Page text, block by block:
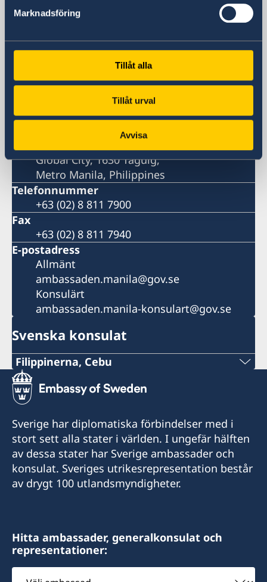
Marknadsföring
Tillåt alla
Tillåt urval
Avvisa
Sveriges ambassad
Besöksadress
11th Floor, DelRosarioLaw Centre
21st Drive corner 20th Drive, Bonifacio
Global City, 1630 Taguig,
Metro Manila, Philippines
Postadress
11th Floor, DelRosarioLaw Centre
Global City, 1630 Taguig,
Metro Manila, Philippines
Telefonnummer
+63 (02) 8 811 7900
Fax
+63 (02) 8 811 7940
E-postadress
Allmänt
ambassaden.manila@gov.se
Konsulärt
ambassaden.manila-konsulart@gov.se
Svenska konsulat
Filippinerna, Cebu
Mobile
+63 (0) 917 311 8976
E-mail
Consulofswedencebu@gmail.com
Vasacrafts Company, Inc.
Måndag-fredag kl 09.30-12.00
Sverige har diplomatiska förbindelser med i
stort sett alla stater i världen. I ungefär hälften
av dessa stater har Sverige ambassader och
konsulat. Sveriges utrikesrepresentation består
av drygt 100 utlandsmyndigheter.
Hitta ambassader, generalkonsulat och
representationer:
Välj